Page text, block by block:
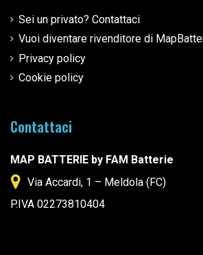
Sei un privato? Contattaci
Vuoi diventare rivenditore di
Privacy policy
Cookie policy
Contattaci
MAP BATTERIE by FAM Batterie
Via Accardi, 1 – Meldola (FC)
P.IVA 02273810404